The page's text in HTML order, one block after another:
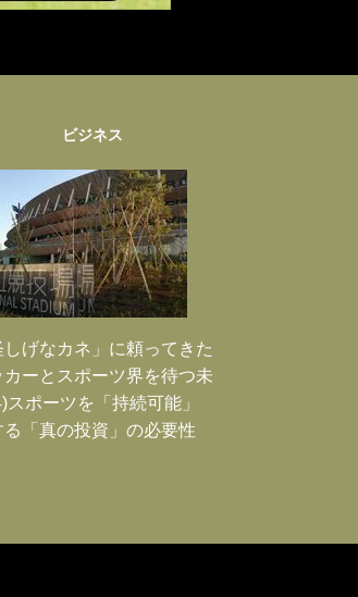
ビジネス
しげなカネ」に頼ってきた
カーとスポーツ界を待つ未
スポーツを「持続可能」
る「真の投資」の必要性